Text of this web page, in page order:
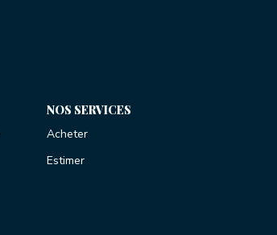
NOS SERVICES
Acheter
Estimer